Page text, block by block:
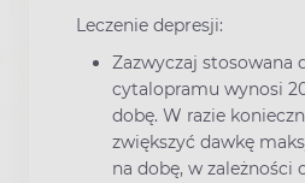
Leczenie depresji:
Zazwyczaj stosowana
cytalopramu wynosi
dobę. W razie
zwiększyć dawkę
na dobę, w zależności